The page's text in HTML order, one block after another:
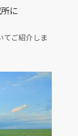
に
てご紹介しま